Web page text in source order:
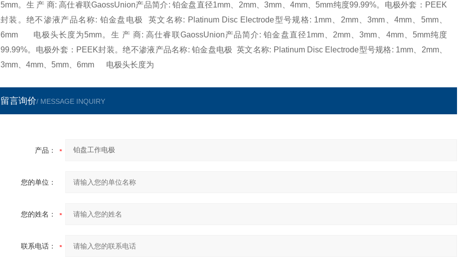
5mm。生 产 商: 高仕睿联GaossUnion产品简介: 铂金盘直径1mm、2mm、3mm、4mm、5mm纯度99.99%。电极外套：PEEK
封装。绝不渗液产品名称: 铂金盘电极 英文名称: Platinum Disc Electrode型号规格: 1mm、2mm、3mm、4mm、5mm、
6mm 电极头长度为5mm。生 产 商: 高仕睿联GaossUnion产品简介: 铂金盘直径1mm、2mm、3mm、4mm、5mm纯度
99.99%。电极外套：PEEK封装。绝不渗液产品名称: 铂金盘电极 英文名称: Platinum Disc Electrode型号规格: 1mm、2mm、
3mm、4mm、5mm、6mm 电极头长度为
留言询价/ MESSAGE INQUIRY
产品：
您的单位：
您的姓名：
联系电话：